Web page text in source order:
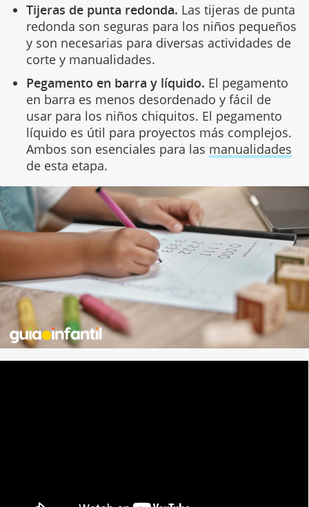
Tijeras de punta redonda. Las tijeras de punta
redonda son seguras para los niños pequeños
y son necesarias para diversas actividades de
corte y manualidades.
Pegamento en barra y líquido. El pegamento
en barra es menos desordenado y fácil de
usar para los niños chiquitos. El pegamento
líquido es útil para proyectos más complejos.
Ambos son esenciales para las manualidades
de esta etapa.